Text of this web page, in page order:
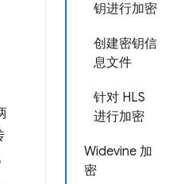
钥进行加密
创建密钥信
息文件
针对 HLS
进行加密
Widevine 加
密